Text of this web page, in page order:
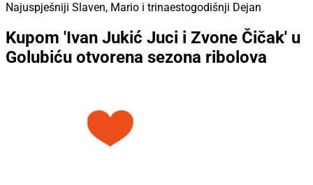
Najuspješniji Slaven, Mario i trinaestogodišnji Dejan
Kupom 'Ivan Jukić Juci i Zvone Čičak' u
Golubiću otvorena sezona ribolova